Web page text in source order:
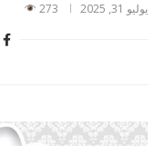
يوليو 31, 2025 273